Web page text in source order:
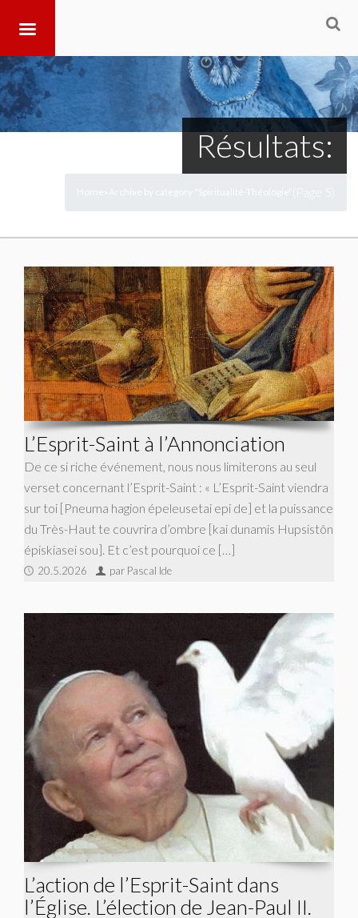
Résultats:
L’Esprit-Saint à l’Annonciation
De ce si riche événement, nous nous limiterons au seul
verset concernant l’Esprit-Saint : « L’Esprit-Saint viendra
sur toi [Pneuma hagion épeleusetai epi de] et la puissance
du Très-Haut te couvrira d’ombre [kai dunamis Hupsistôn
épiskiasei sou]. Et c’est pourquoi ce […]
20.5.2026 par Pascal Ide
L’action de l’Esprit-Saint dans
l’Église. L’élection de Jean-Paul II.